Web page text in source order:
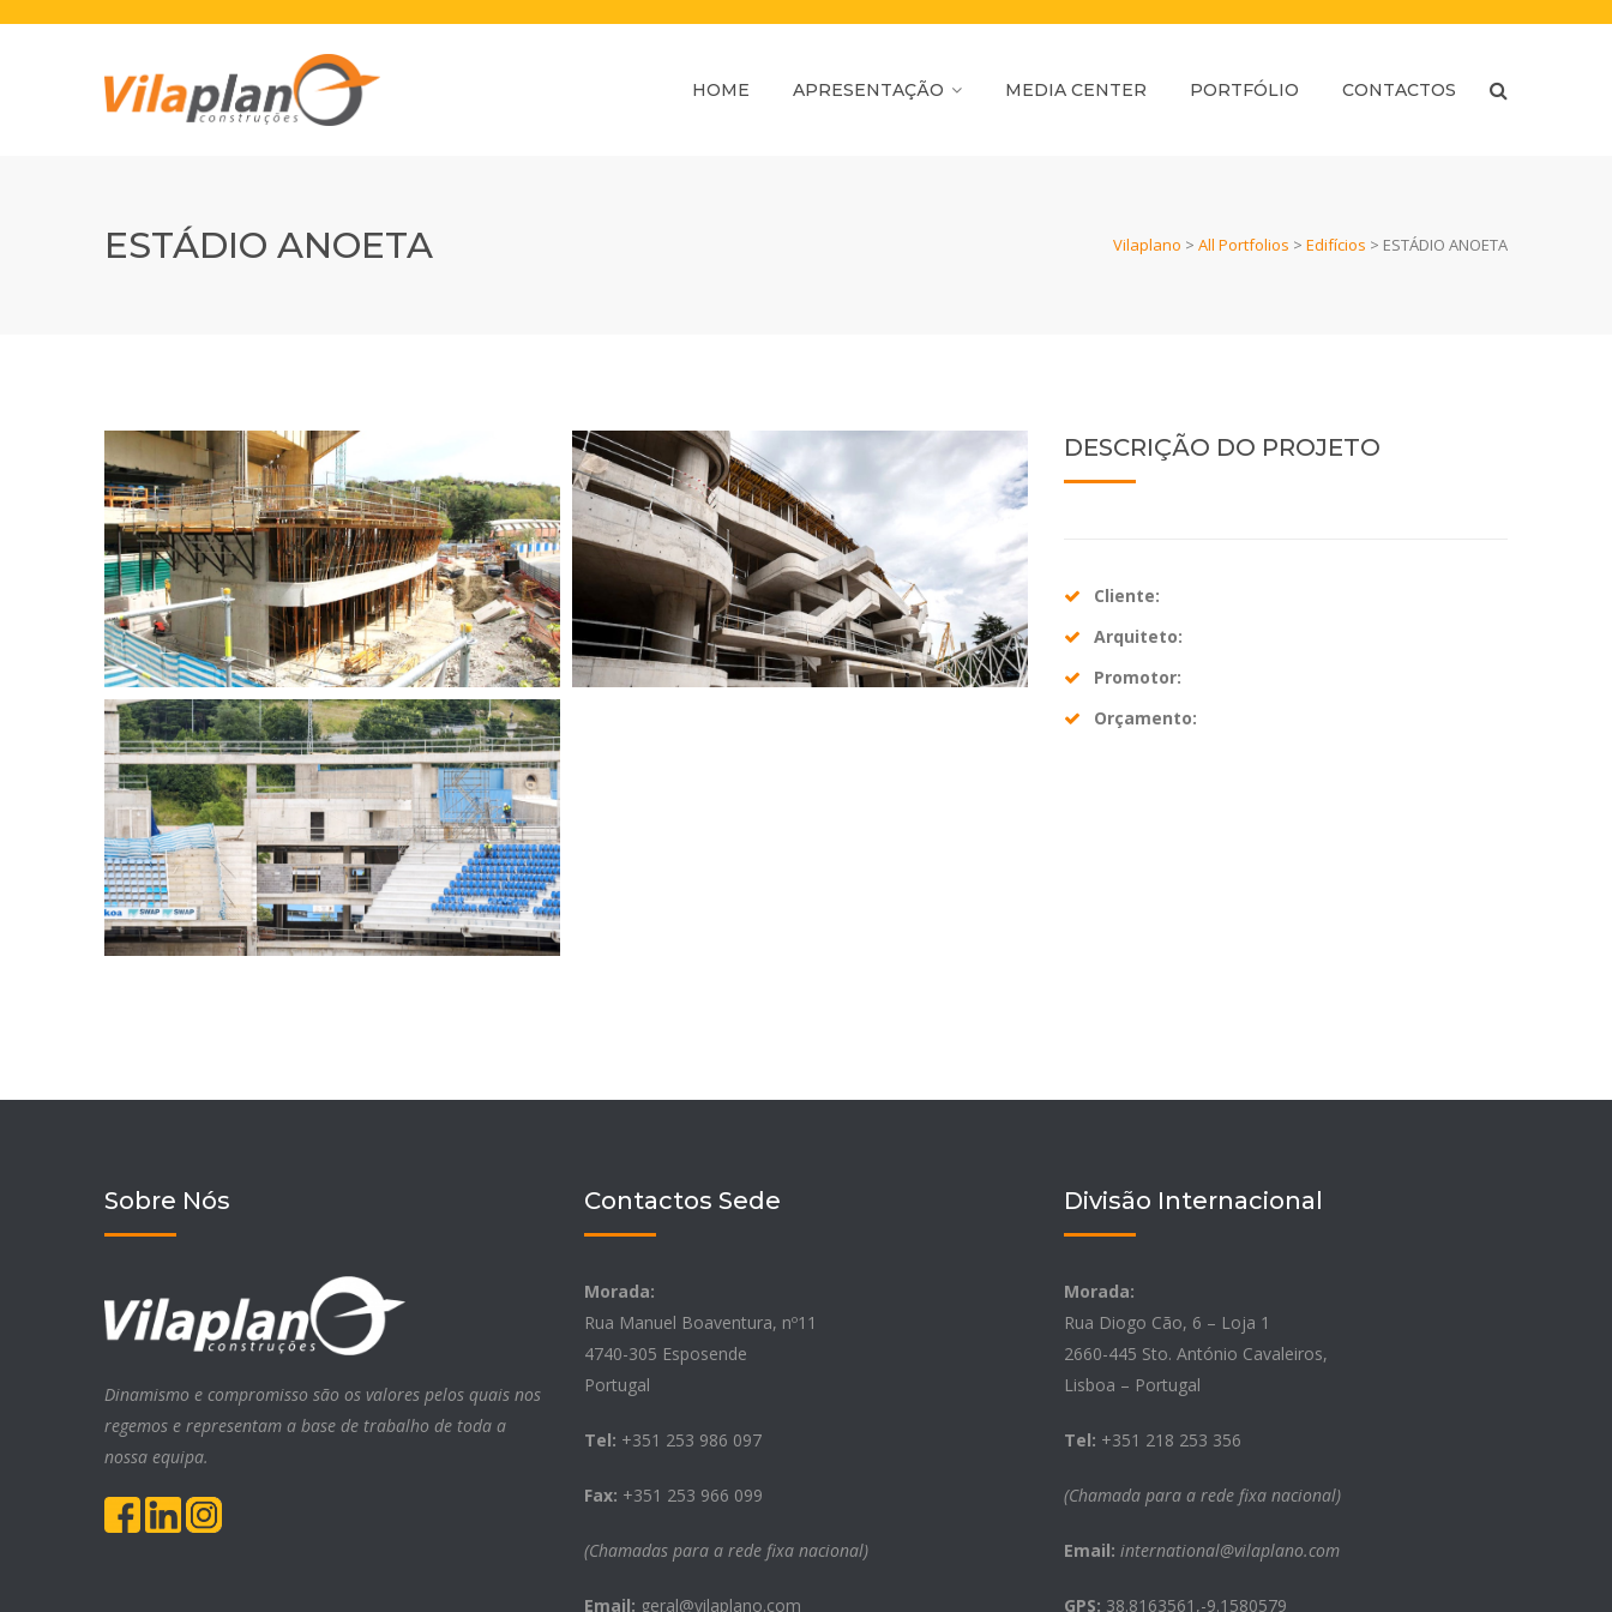
HOME APRESENTAÇÃO MEDIA CENTER PORTFÓLIO CONTACTOS
ESTÁDIO ANOETA Vilaplano > All Portfolios > Edifícios > ESTÁDIO ANOETA
DESCRIÇÃO DO PROJETO
Cliente:
Arquiteto:
Promotor:
Orçamento:
Sobre Nós
Dinamismo e compromisso são os valores pelos quais nos
regemos e representam a base de trabalho de toda a
nossa equipa.
Contactos Sede
Morada:
Rua Manuel Boaventura, nº11
4740-305 Esposende
Portugal
Tel: +351 253 986 097
Fax: +351 253 966 099
(Chamadas para a rede fixa nacional)
Email: geral@vilaplano.com
Divisão Internacional
Morada:
Rua Diogo Cão, 6 – Loja 1
2660-445 Sto. António Cavaleiros,
Lisboa – Portugal
Tel: +351 218 253 356
(Chamada para a rede fixa nacional)
Email: international@vilaplano.com
GPS: 38.8163561,-9.1580579